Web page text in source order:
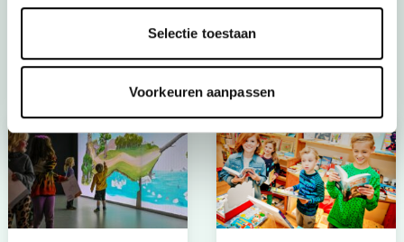
Selectie toestaan
Voorkeuren aanpassen
speeltuinen en spannende wandelroutes!